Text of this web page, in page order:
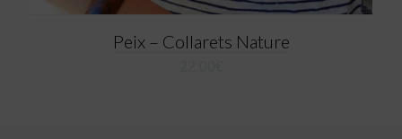
Peix – Collarets Nature